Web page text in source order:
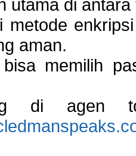
utama di
metode
aman.
bisa memilih
di agen